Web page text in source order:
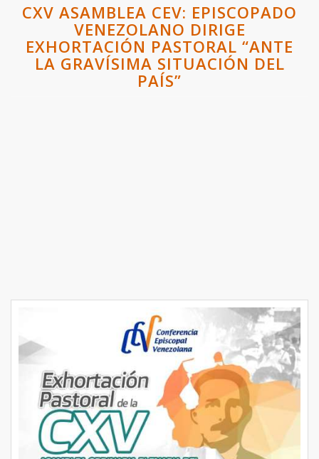
CXV ASAMBLEA CEV: EPISCOPADO
VENEZOLANO DIRIGE
EXHORTACIÓN PASTORAL “ANTE
LA GRAVÍSIMA SITUACIÓN DEL
PAÍS”